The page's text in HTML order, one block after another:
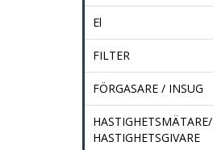
El
FILTER
FÖRGASARE / INSUG
HASTIGHETSMÄTARE/
HASTIGHETSGIVARE